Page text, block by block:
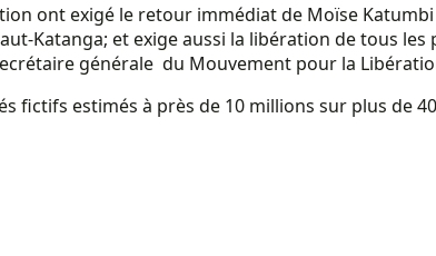
ont exigé le retour immédiat de Moïse
Katanga; et exige aussi la libération de tous
générale du Mouvement pour la
fictifs estimés à près de 10 millions sur plus de